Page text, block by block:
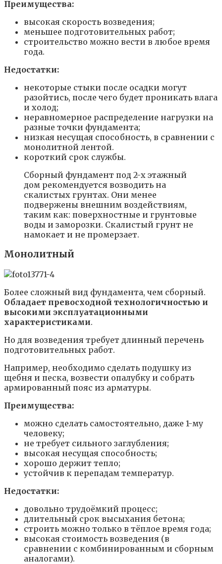
Преимущества:
высокая скорость возведения;
меньшее подготовительных работ;
строительство можно вести в любое время
года.
Недостатки:
некоторые стыки после осадки могут
разойтись, после чего будет проникать влага
и холод;
неравномерное распределение нагрузки на
разные точки фундамента;
низкая несущая способность, в сравнении с
монолитной лентой.
короткий срок службы.
Сборный фундамент под 2-х этажный
дом рекомендуется возводить на
скалистых грунтах. Они менее
подвержены внешним воздействиям,
таким как: поверхностные и грунтовые
воды и заморозки. Скалистый грунт не
намокает и не промерзает.
Монолитный
Более сложный вид фундамента, чем сборный.
Обладает превосходной технологичностью и
высокими эксплуатационными
характеристиками.
Но для возведения требует длинный перечень
подготовительных работ.
Например, необходимо сделать подушку из
щебня и песка, возвести опалубку и собрать
армированный пояс из арматуры.
Преимущества:
можно сделать самостоятельно, даже 1-му
человеку;
не требует сильного заглубления;
высокая несущая способность;
хорошо держит тепло;
устойчив к перепадам температур.
Недостатки:
довольно трудоёмкий процесс;
длительный срок высыхания бетона;
строить можно только в тёплое время года;
высокая стоимость возведения (в
сравнении с комбинированным и сборным
аналогами).